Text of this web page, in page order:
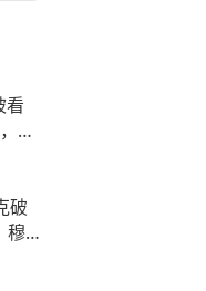
看
国
破
穆